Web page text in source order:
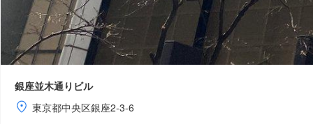
銀座並木通りビル
東京都中央区銀座2-3-6